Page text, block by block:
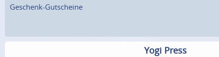
Geschenk-Gutscheine
Yogi Press